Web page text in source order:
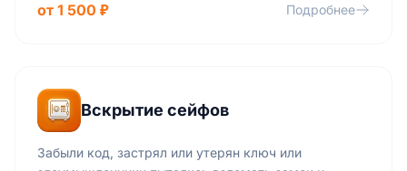
уверены в том, что вам всегда помогут.
от 1 500 ₽ Подробнее
Вскрытие сейфов
Забыли код, застрял или утерян ключ или